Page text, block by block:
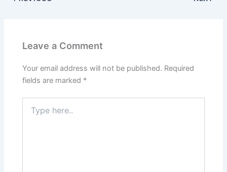
o
k
o
Leave a Comment
Your email address will not be published. Required
fields are marked *
here..